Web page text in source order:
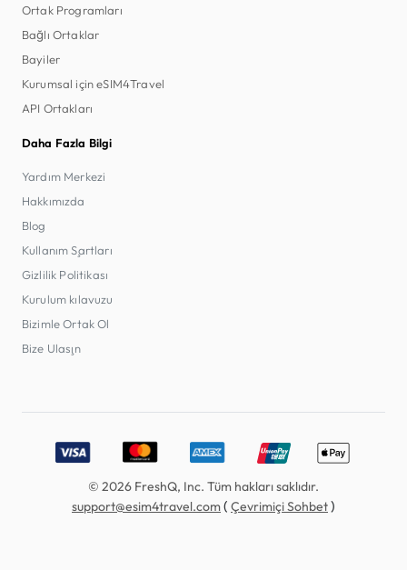
Ortak Programları
Bağlı Ortaklar
Bayiler
Kurumsal için eSIM4Travel
API Ortakları
Daha Fazla Bilgi
Yardım Merkezi
Hakkımızda
Blog
Kullanım Şartları
Gizlilik Politikası
Kurulum kılavuzu
Bizimle Ortak Ol
Bize Ulaşın
Accepted payment methods: Visa, MasterCard, American
© 2026 FreshQ, Inc. Tüm hakları saklıdır.
support@esim4travel.com( Çevrimiçi Sohbet)